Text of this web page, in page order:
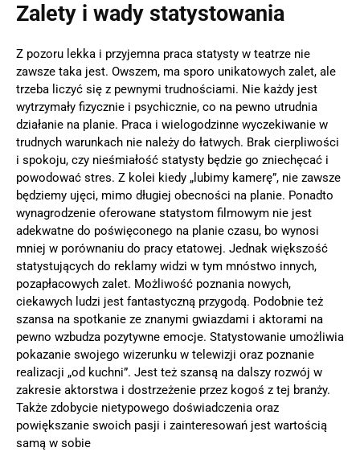
Zalety i wady statystowania
Z pozoru lekka i przyjemna praca statysty w teatrze nie
zawsze taka jest. Owszem, ma sporo unikatowych zalet, ale
trzeba liczyć się z pewnymi trudnościami. Nie każdy jest
wytrzymały fizycznie i psychicznie, co na pewno utrudnia
działanie na planie. Praca i wielogodzinne wyczekiwanie w
trudnych warunkach nie należy do łatwych. Brak cierpliwości
i spokoju, czy nieśmiałość statysty będzie go zniechęcać i
powodować stres. Z kolei kiedy „lubimy kamerę”, nie zawsze
będziemy ujęci, mimo długiej obecności na planie. Ponadto
wynagrodzenie oferowane statystom filmowym nie jest
adekwatne do poświęconego na planie czasu, bo wynosi
mniej w porównaniu do pracy etatowej. Jednak większość
statystujących do reklamy widzi w tym mnóstwo innych,
pozapłacowych zalet. Możliwość poznania nowych,
ciekawych ludzi jest fantastyczną przygodą. Podobnie też
szansa na spotkanie ze znanymi gwiazdami i aktorami na
pewno wzbudza pozytywne emocje. Statystowanie umożliwia
pokazanie swojego wizerunku w telewizji oraz poznanie
realizacji „od kuchni”. Jest też szansą na dalszy rozwój w
zakresie aktorstwa i dostrzeżenie przez kogoś z tej branży.
Także zdobycie nietypowego doświadczenia oraz
powiększanie swoich pasji i zainteresowań jest wartością
samą w sobie